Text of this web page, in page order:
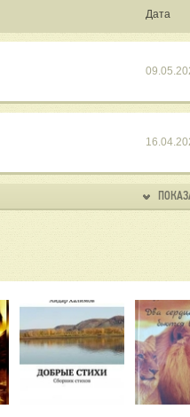
себя. Мною
следующих
страницу
https://
Курский
Слова
Коллегия
Том 5
https://
и многих
Дата